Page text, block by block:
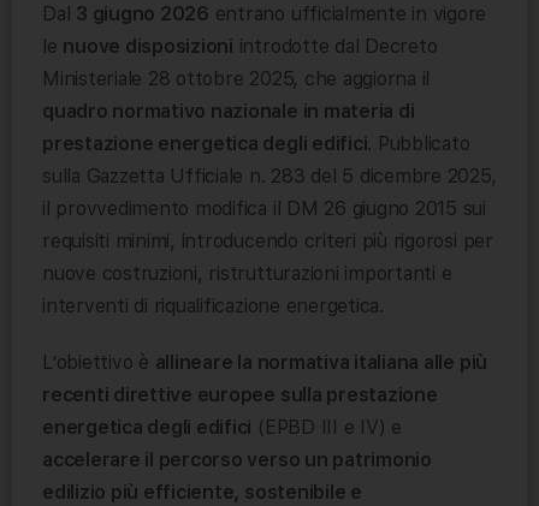
Dal 3 giugno 2026 entrano ufficialmente in vigore
le nuove disposizioni introdotte dal Decreto
Ministeriale 28 ottobre 2025, che aggiorna il
quadro normativo nazionale in materia di
prestazione energetica degli edifici. Pubblicato
sulla Gazzetta Ufficiale n. 283 del 5 dicembre 2025,
il provvedimento modifica il DM 26 giugno 2015 sui
requisiti minimi, introducendo criteri più rigorosi per
nuove costruzioni, ristrutturazioni importanti e
interventi di riqualificazione energetica.
L’obiettivo è allineare la normativa italiana alle più
recenti direttive europee sulla prestazione
energetica degli edifici (EPBD III e IV) e
accelerare il percorso verso un patrimonio
edilizio più efficiente, sostenibile e